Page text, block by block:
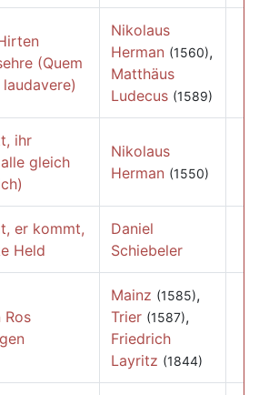
(Quem
Nikolaus
Herman (1560),
Matthäus
Ludecus (1589)
ihr
gleich
Nikolaus
Herman (1550)
er kommt,
Held
Daniel
Schiebeler
Ros
Mainz (1585),
Trier (1587),
Friedrich
Layritz (1844)